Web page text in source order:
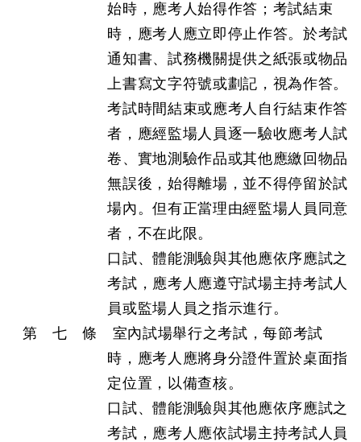
始時，應考人始得作答；考試結束
時，應考人應立即停止作答。於考試
通知書、試務機關提供之紙張或物品
上書寫文字符號或劃記，視為作答。
考試時間結束或應考人自行結束作答
者，應經監場人員逐一驗收應考人試
卷、實地測驗作品或其他應繳回物品
無誤後，始得離場，並不得停留於試
場內。但有正當理由經監場人員同意
者，不在此限。
口試、體能測驗與其他應依序應試之
考試，應考人應遵守試場主持考試人
員或監場人員之指示進行。
第 七 條 室內試場舉行之考試，每節考試
時，應考人應將身分證件置於桌面指
定位置，以備查核。
口試、體能測驗與其他應依序應試之
考試，應考人應依試場主持考試人員